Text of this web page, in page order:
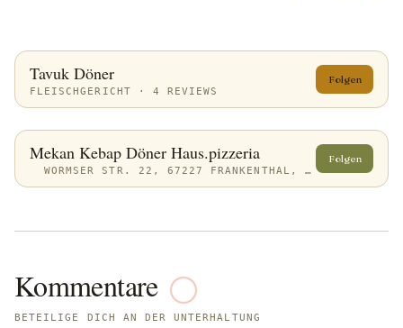
Tavuk Döner
FLEISCHGERICHT · 4 REVIEWS
Folgen
Mekan Kebap Döner Haus.pizzeria
WORMSER STR. 22, 67227 FRANKENTHAL, GERMANY
Folgen
Kommentare
BETEILIGE DICH AN DER UNTERHALTUNG